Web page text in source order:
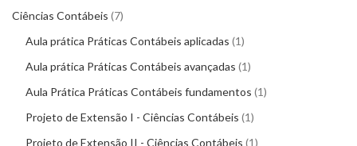
Ciências Contábeis 7
Aula prática Práticas Contábeis aplicadas 1
Aula prática Práticas Contábeis avançadas 1
Aula Prática Práticas Contábeis fundamentos 1
Projeto de Extensão I - Ciências Contábeis 1
Projeto de Extensão II - Ciências Contábeis 1